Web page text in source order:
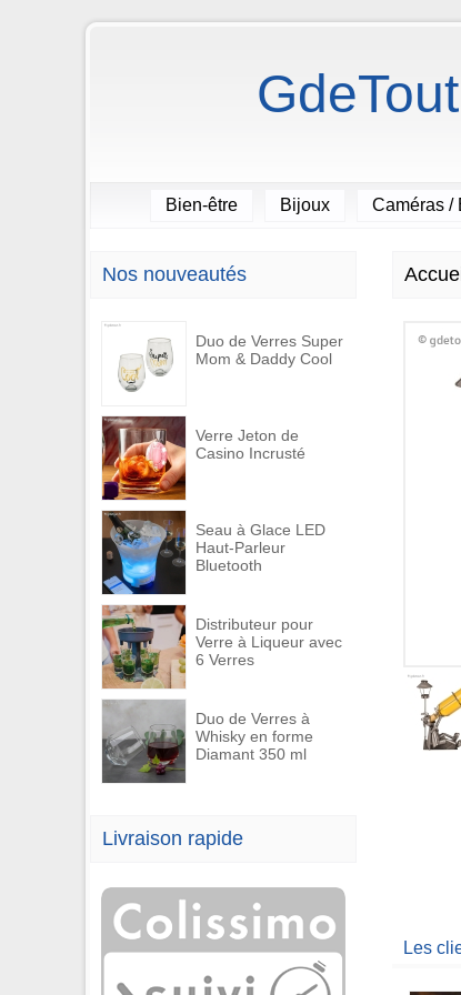
GdeTout
Bien-être Bijoux Caméras /
Nos nouveautés
Duo de Verres Super
Mom & Daddy Cool
Verre Jeton de
Casino Incrusté
Seau à Glace LED
Haut-Parleur
Bluetooth
Distributeur pour
Verre à Liqueur avec
6 Verres
Duo de Verres à
Whisky en forme
Diamant 350 ml
Livraison rapide
Les